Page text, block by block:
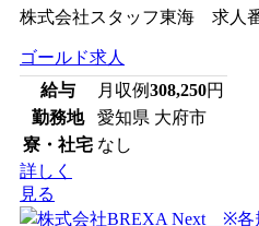
株式会社スタッフ東海 求人
ゴールド求人
給与
月収例308,250円
勤務地
愛知県 大府市
寮・社宅 なし
詳しく
見る